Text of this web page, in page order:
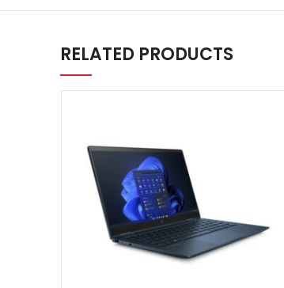
RELATED PRODUCTS